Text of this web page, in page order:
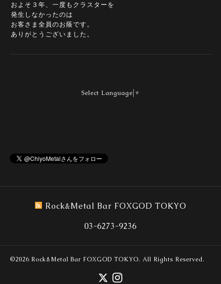
およそ３年、一度もクラスターを
発生しなかったのは
お客さま全員のお蔭です。
ありがとうございました。
Select Language ▼
Rock&Metal Bar FOXGOD TOKYO
03-6273-9236
©2026 Rock&Metal Bar FOXGOD TOKYO. All Rights Reserved.